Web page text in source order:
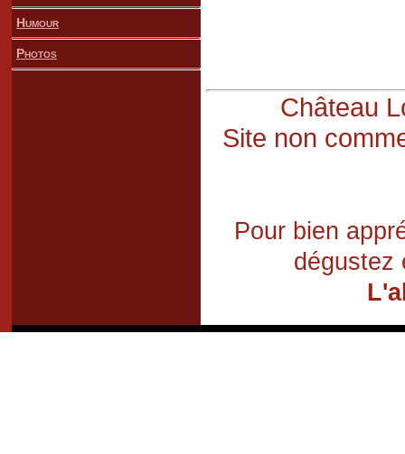
Humour
Photos
Château
Site non
Pour bien
dégustez